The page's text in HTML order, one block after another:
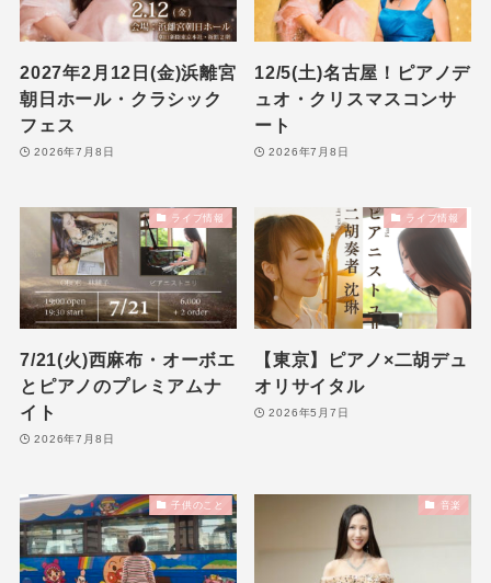
2027年2月12日(金)浜離宮
朝日ホール・クラシック
フェス
2026年7月8日
12/5(土)名古屋！ピアノデ
ュオ・クリスマスコンサ
ート
2026年7月8日
ライブ情報
7/21(火)西麻布・オーボエ
とピアノのプレミアムナ
イト
2026年7月8日
ライブ情報
【東京】ピアノ×二胡デュ
オリサイタル
2026年5月7日
子供のこと 音楽